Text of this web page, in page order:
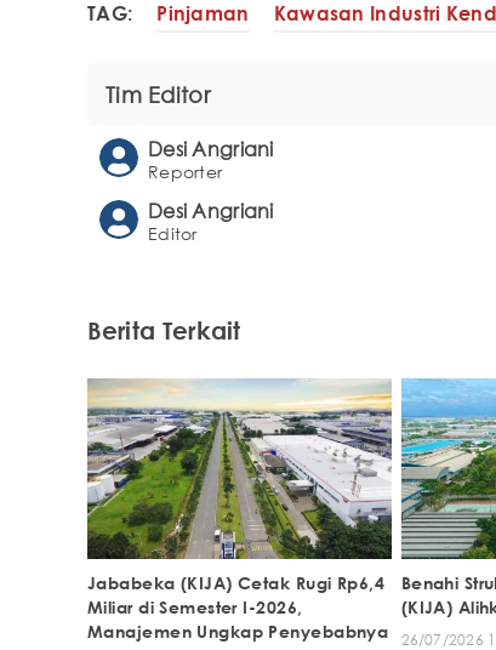
TAG: Pinjaman Kawasan Industri
Tim Editor
Desi Angriani
Reporter
Desi Angriani
Editor
Berita Terkait
Jababeka (KIJA) Cetak Rugi Rp6,4
Miliar di Semester I-2026,
Manajemen Ungkap Penyebabnya
Benahi
(KIJA)
26/07/2026